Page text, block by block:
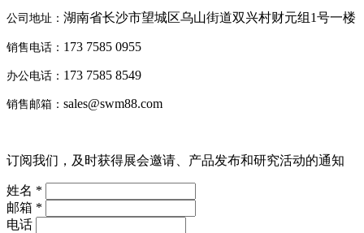
公司地址： 湖南省长沙市望城区乌山街道双兴村财元组1号一楼
销售电话： 173 7585 0955
办公电话： 173 7585 8549
销售邮箱： sales@swm88.com
订阅我们，及时获得展会邀请、产品发布和研究活动的通知
姓名 *
邮箱 *
电话